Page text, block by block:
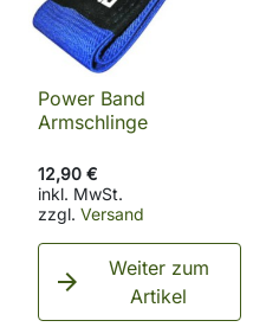
Power Band
Armschlinge
12,90 €
inkl. MwSt.
zzgl. Versand

Weiter zum
Artikel